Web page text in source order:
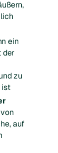
ein
der
zu
ist
auf